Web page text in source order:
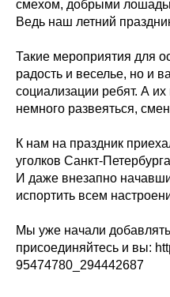
смехом, добрыми
Ведь наш летний
Такие мероприятия для
радость и веселье, но и
социализации ребят. А
немного развеяться,
К нам на праздник
уголков Санкт-
И даже внезапно
испортить всем
Мы уже начали
присоединяйтесь и вы:
95474780_294442687